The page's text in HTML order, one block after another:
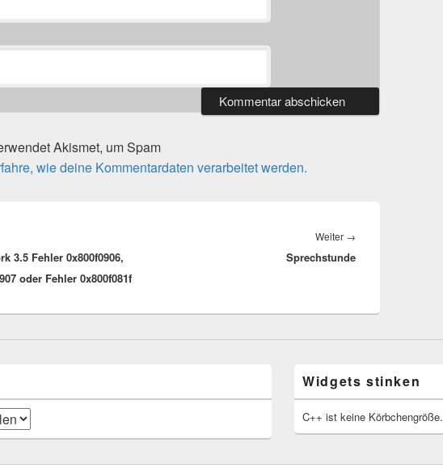
Akismet, um Spam
wie deine Kommentardaten verarbeitet werden.
3.5 Fehler 0x800f0906,
oder Fehler 0x800f081f
Weiter →
Beitrag:
Sprechstunde
Widgets stinken
C++ ist keine Körbchengröße.